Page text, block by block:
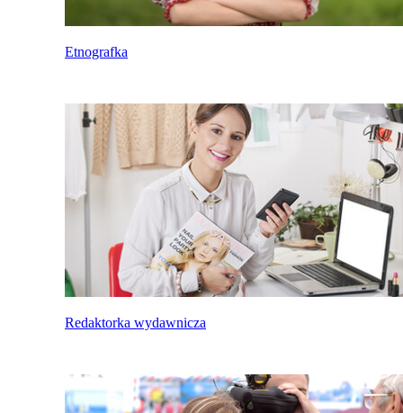
Etnografka
Redaktorka wydawnicza